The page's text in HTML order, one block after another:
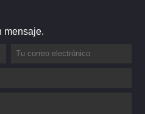
mensaje.